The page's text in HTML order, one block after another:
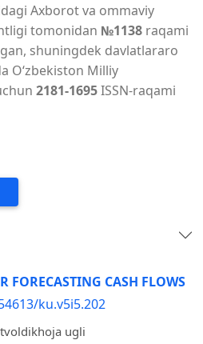
Axborot va ommaviy
tomonidan №1138 raqami
shuningdek davlatlararo
O‘zbekiston Milliy
2181-1695ISSN-raqami
FORECASTING CASH FLOWS
ku.v5i5.202
ugli